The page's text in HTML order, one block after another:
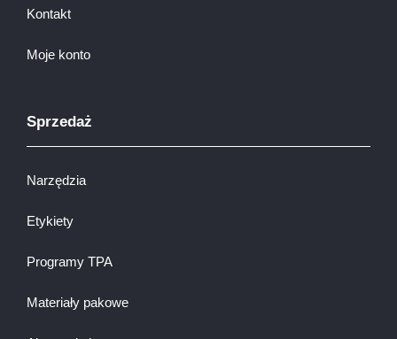
Kontakt
Moje konto
Sprzedaż
Narzędzia
Etykiety
Programy TPA
Materiały pakowe